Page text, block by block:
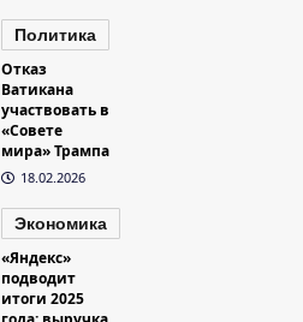
Политика
Отказ
Ватикана
участвовать в
«Совете
мира» Трампа
18.02.2026
Экономика
«Яндекс»
подводит
итоги 2025